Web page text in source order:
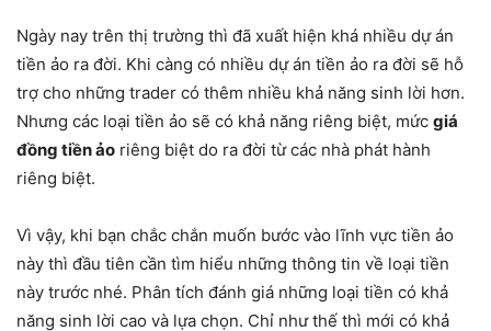
Ngày nay trên thị trường thì đã xuất hiện khá nhiều dự án
tiền ảo ra đời. Khi càng có nhiều dự án tiền ảo ra đời sẽ hỗ
trợ cho những trader có thêm nhiều khả năng sinh lời hơn.
Nhưng các loại tiền ảo sẽ có khả năng riêng biệt, mức giá
đồng tiền ảo riêng biệt do ra đời từ các nhà phát hành
riêng biệt.
Vì vậy, khi bạn chắc chắn muốn bước vào lĩnh vực tiền ảo
này thì đầu tiên cần tìm hiểu những thông tin về loại tiền
này trước nhé. Phân tích đánh giá những loại tiền có khả
năng sinh lời cao và lựa chọn. Chỉ như thế thì mới có khả